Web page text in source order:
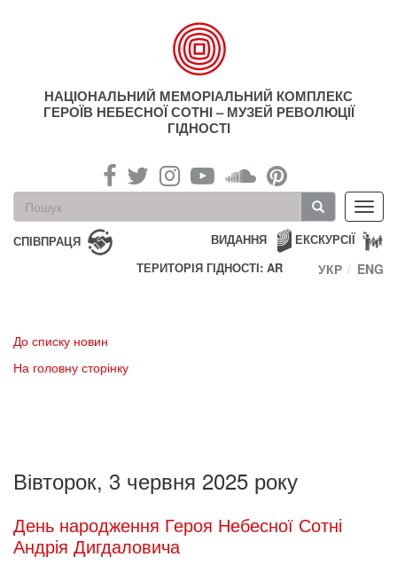
НАЦІОНАЛЬНИЙ МЕМОРІАЛЬНИЙ КОМПЛЕКС
ГЕРОЇВ НЕБЕСНОЇ СОТНІ – МУЗЕЙ РЕВОЛЮЦІЇ
ГІДНОСТІ
Пошукова
форма
Пошук
СПІВПРАЦЯ ЕКСКУРСІЇ
ВИДАННЯ
ТЕРИТОРІЯ ГІДНОСТІ: AR
УКР ENG
До списку новин
На головну сторінку
Вівторок, 3 червня 2025 року
День народження Героя Небесної Сотні
Андрія Дигдаловича